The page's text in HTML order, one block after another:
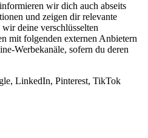
wir dich auch abseits
und zeigen dir relevante
deine verschlüsselten
mit folgenden externen Anbietern
Werbekanäle, sofern du deren
LinkedIn, Pinterest, TikTok